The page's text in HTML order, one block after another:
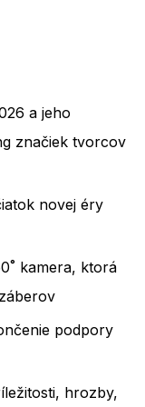
a jeho
značiek tvorcov
novej éry
kamera, ktorá
podpory
hrozby,